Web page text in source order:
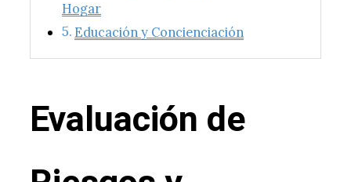
Hogar
Educación y Concienciación
Evaluación de